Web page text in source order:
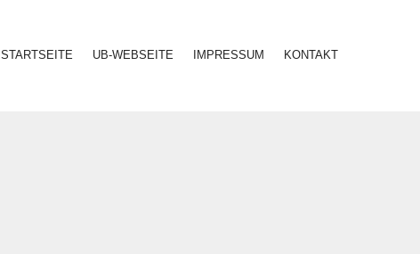
STARTSEITE UB-WEBSEITE IMPRESSUM KONTAKT